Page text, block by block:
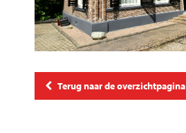
Terug naar de overzichtpagina